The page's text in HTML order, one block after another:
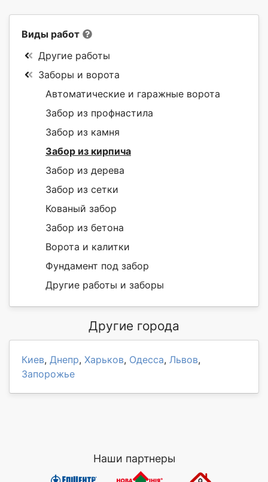
Виды работ
Другие работы
Заборы и ворота
Автоматические и гаражные ворота
Забор из профнастила
Забор из камня
Забор из кирпича
Забор из дерева
Забор из сетки
Кованый забор
Забор из бетона
Ворота и калитки
Фундамент под забор
Другие работы и заборы
Другие города
Киев, Днепр, Харьков, Одесса, Львов,
Запорожье
Наши партнеры